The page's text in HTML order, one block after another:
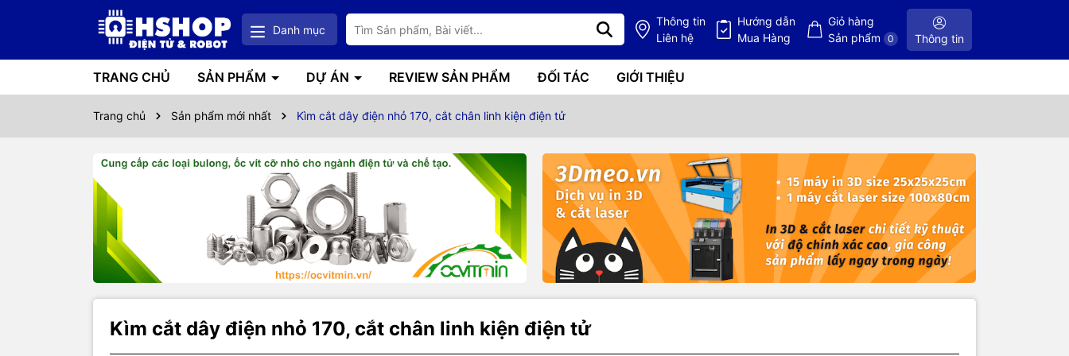
Danh mục
Thông tin
Liên hệ
Hướng dẫn
Mua Hàng
Giỏ hàng
Sản phẩm
0 Thông tin
TRANG CHỦ SẢN PHẨM DỰ ÁN REVIEW SẢN PHẨM ĐỐI TÁC GIỚI THIỆU
Trang chủ Sản phẩm mới nhất Kìm cắt dây điện nhỏ 170, cắt chân linh kiện điện tử
Kìm cắt dây điện nhỏ 170, cắt chân linh kiện điện tử
Kìm cắt dây điện nhỏ 170là dụng cụ chuyên dụng dùng để cắt dây điện nhỏ, chân linh